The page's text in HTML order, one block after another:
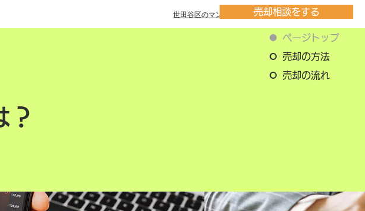
売却相談をする
ページトップ
売却の方法
売却の流れ
世田谷区のマンション一覧
？